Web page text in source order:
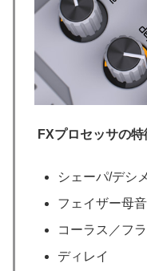
FXプロセッサの特
シェーパ/デシ
フェイザー母音
コーラス／フ
ディレイ